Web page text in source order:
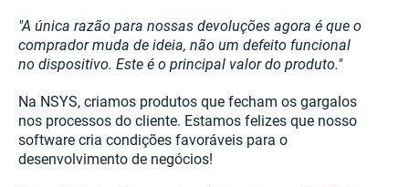
"A única razão para nossas devoluções agora é que o
comprador muda de ideia, não um defeito funcional
no dispositivo. Este é o principal valor do produto."
Na NSYS, criamos produtos que fecham os gargalos
nos processos do cliente. Estamos felizes que nosso
software cria condições favoráveis para o
desenvolvimento de negócios!